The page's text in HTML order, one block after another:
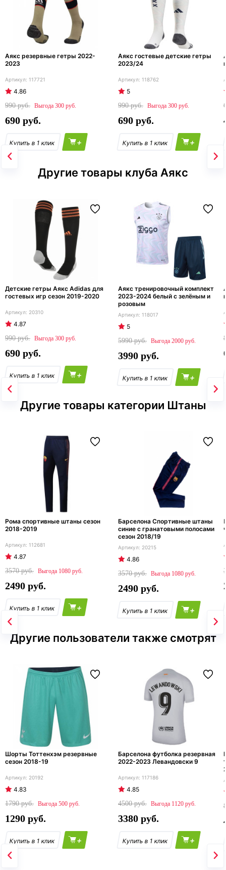
Аякс резервные гетры 2022-
2023
117721
4.86
990
300
690
+
Аякс гостевые детские гетры
2023/24
118762
5
990
300
690
+
Другие товары клуба Аякс
Детские гетры Аякс Adidas для
гостевых игр сезон 2019-2020
20310
4.87
990
300
690
+
Аякс тренировочный комплект
2023-2024 белый с зелёным и
розовым
118017
5
5990
2000
3990
+
Другие товары категории Штаны
Рома спортивные штаны сезон
2018-2019
112681
4.87
3570
1080
2490
+
Барселона Спортивные штаны
синие с гранатовыми полосами
сезон 2018/19
20215
4.86
3570
1080
2490
+
Другие пользователи также смотрят
Шорты Тоттенхэм резервные
сезон 2018-19
20192
4.83
1790
500
1290
+
Барселона футболка резервная
2022-2023 Левандовски 9
117186
4.85
4500
1120
3380
+